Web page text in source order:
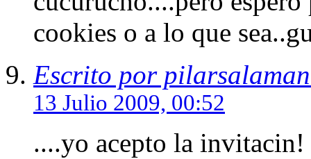
cookies o a lo que
Escrito por
13 Julio 2009, 00:52
....yo acepto la invitacin!